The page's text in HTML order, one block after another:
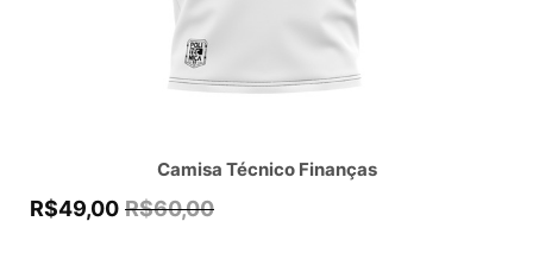
Camisa Técnico Finanças
R$60,00
R$49,00